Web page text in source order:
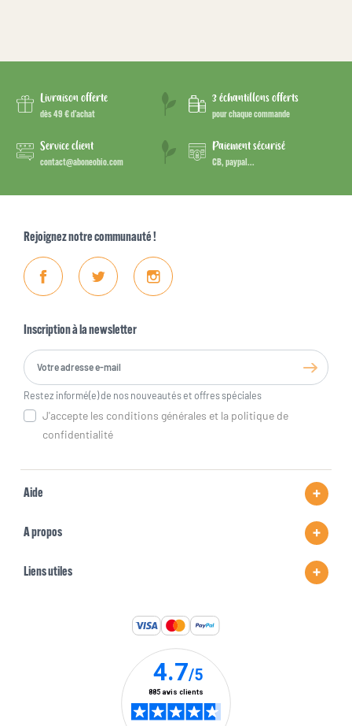
Livraison offerte
dès 49 € d’achat
3 échantillons offerts
pour chaque commande
Service client
contact@aboneobio.com
Paiement sécurisé
CB, paypal...
Rejoignez notre communauté !
FacebookTwitter Instagram
Inscription à la newsletter
Restez informé(e) de nos nouveautés et offres spéciales
J'accepte les conditions générales et la politique de
confidentialité
Aide
A propos
Liens utiles